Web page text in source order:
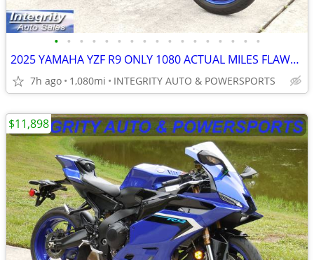
• • • • • • • • • • • • • • • • •
2025 YAMAHA YZF R9 ONLY 1080 ACTUAL MILES FLAWLESS BIKE NO BS FEES!!!!
7h ago 1,080mi INTEGRITY AUTO & POWERSPORTS
$11,898